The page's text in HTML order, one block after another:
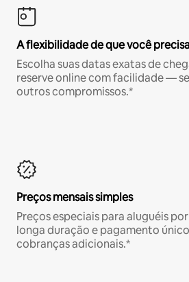
A flexibilidade de que você
Escolha suas datas exatas de
reserve online com facilidade —
outros compromissos.*
Preços mensais simples
Preços especiais para aluguéis
longa duração e pagamento
cobranças adicionais.*